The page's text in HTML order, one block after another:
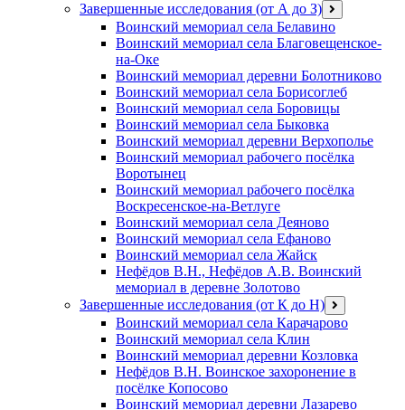
Завершенные исследования (от А до З) открыть
меню
Воинский мемориал села Белавино
Воинский мемориал села Благовещенское-
на-Оке
Воинский мемориал деревни Болотниково
Воинский мемориал села Борисоглеб
Воинский мемориал села Боровицы
Воинский мемориал села Быковка
Воинский мемориал деревни Верхополье
Воинский мемориал рабочего посёлка
Воротынец
Воинский мемориал рабочего посёлка
Воскресенское-на-Ветлуге
Воинский мемориал села Деяново
Воинский мемориал села Ефаново
Воинский мемориал села Жайск
Нефёдов В.Н., Нефёдов А.В. Воинский
мемориал в деревне Золотово
Завершенные исследования (от К до Н) открыть
меню
Воинский мемориал села Карачарово
Воинский мемориал села Клин
Воинский мемориал деревни Козловка
Нефёдов В.Н. Воинское захоронение в
посёлке Копосово
Воинский мемориал деревни Лазарево